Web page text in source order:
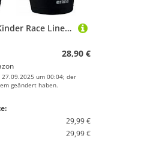
Erima Unisex Kinder Race Line 2.0 Laufhose kurz (8291903), schwarz, 116
28,90 €
um 00:04; der
geändert haben.
29,99 €
29,99 €